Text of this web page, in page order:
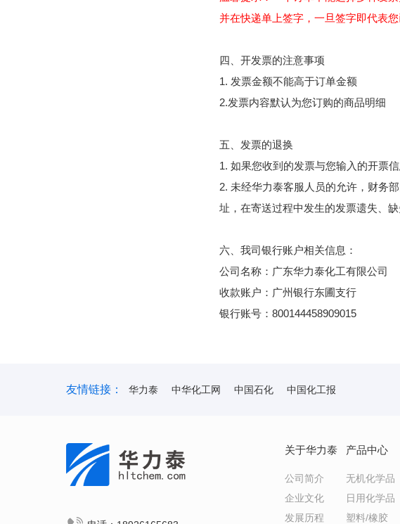
并在快递单上签字，一旦签字即代表
四、开发票的注意事项
1. 发票金额不能高于订单金额
2.发票内容默认为您订购的商品明细
五、发票的退换
1. 如果您收到的发票与您输入的开票
2. 未经华力泰客服人员的允许，财务
址，在寄送过程中发生的发票遗失、
六、我司银行账户相关信息：
公司名称：广东华力泰化工有限公司
收款账户：广州银行东圃支行
银行账号：800144458909015
友情链接： 华力泰 中华化工网 中国石化 中国化工报
关于华力泰
公司简介
企业文化
发展历程
产品中心
无机化学品
日用化学品
塑料/橡胶